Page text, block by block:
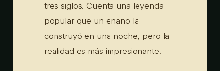
tres siglos. Cuenta una leyenda
popular que un enano la
construyó en una noche, pero la
realidad es más impresionante.